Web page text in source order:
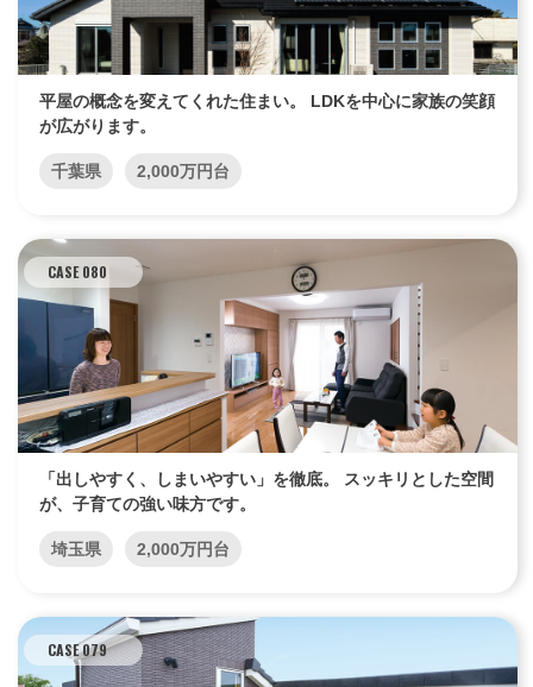
平屋の概念を変えてくれた住まい。 LDKを中心に家族の笑顔
が広がります。
千葉県 2,000万円台
CASE 080
「出しやすく、しまいやすい」を徹底。 スッキリとした空間
が、子育ての強い味方です。
埼玉県 2,000万円台
CASE 079